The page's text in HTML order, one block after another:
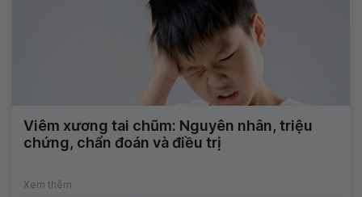
Viêm xương tai chũm: Nguyên nhân, triệu
chứng, chẩn đoán và điều trị
Xem thêm